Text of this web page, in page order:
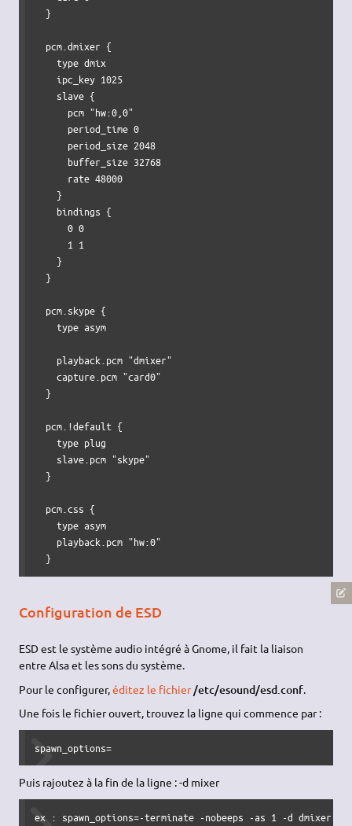
  }
  pcm.dmixer {
    type dmix
    ipc_key 1025
    slave {
      pcm "hw:0,0"
      period_time 0
      period_size 2048
      buffer_size 32768
      rate 48000
    }
    bindings {
      0 0
      1 1
    }
  }
  pcm.skype {
    type asym
    playback.pcm "dmixer"
    capture.pcm "card0"
  }
  pcm.!default {
    type plug
    slave.pcm "skype"
  }
  pcm.css {
    type asym
    playback.pcm "hw:0"
  }
Configuration de ESD
ESD est le système audio intégré à Gnome, il fait la liaison
entre Alsa et les sons du système.
Pour le configurer,éditez le fichier/etc/esound/esd.conf.
Une fois le fichier ouvert, trouvez la ligne qui commence par :
spawn_options=
Puis rajoutez à la fin de la ligne : -d mixer
ex : spawn_options=-terminate -nobeeps -as 1 -d dmixer